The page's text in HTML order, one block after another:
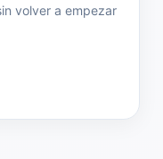
volver a empezar